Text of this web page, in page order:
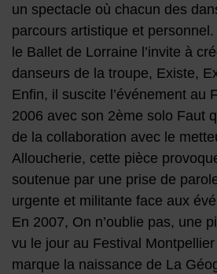
un spectacle où chacun des
parcours artistique et personnel.
le Ballet de Lorraine l’invite à
danseurs de la troupe, Existe,
Enfin, il suscite l’événement au
2006 avec son 2ème solo Faut
de la collaboration avec le
Alloucherie, cette pièce
soutenue par une prise de
urgente et militante face aux
En 2007, On n’oublie pas, une
vu le jour au Festival
marque la naissance de La